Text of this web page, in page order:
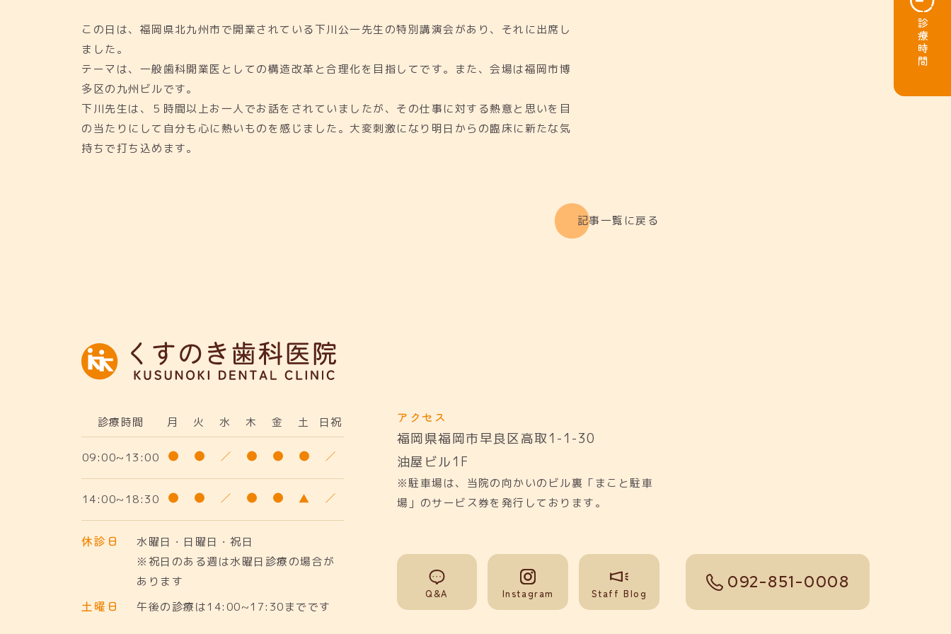
診療時間
この日は、福岡県北九州市で開業されている下川公一先生の特別講演会があり、それに出席し
ました。
テーマは、一般歯科開業医としての構造改革と合理化を目指してです。また、会場は福岡市博
多区の九州ビルです。
下川先生は、５時間以上お一人でお話をされていましたが、その仕事に対する熱意と思いを目
の当たりにして自分も心に熱いものを感じました。大変刺激になり明日からの臨床に新たな気
持ちで打ち込めます。
記事一覧に戻る
診療時間 月 火 水 木 金 土 日祝
09:00~13:00
14:00~18:30
休診日
水曜日・日曜日・祝日
※祝日のある週は水曜日診療の場合が
あります
土曜日 午後の診療は14:00~17:30までです
アクセス
福岡県福岡市早良区高取1-1-30
油屋ビル1F
※駐車場は、当院の向かいのビル裏「まこと駐車
場」のサービス券を発行しております。
Q&A Instagram Staff Blog
tel
092-851-0008